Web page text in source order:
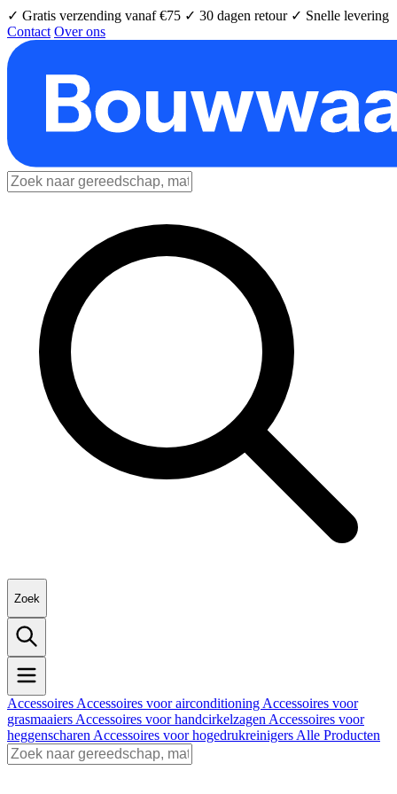
✓ Gratis verzending vanaf €75 ✓ 30 dagen retour ✓ Snelle levering
Contact Over ons
Zoek
Accessoires Accessoires voor airconditioning Accessoires voor
grasmaaiers Accessoires voor handcirkelzagen Accessoires voor
heggenscharen Accessoires voor hogedrukreinigers Alle Producten